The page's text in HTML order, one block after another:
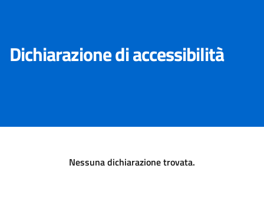
Dichiarazione di accessibilità
Nessuna dichiarazione trovata.